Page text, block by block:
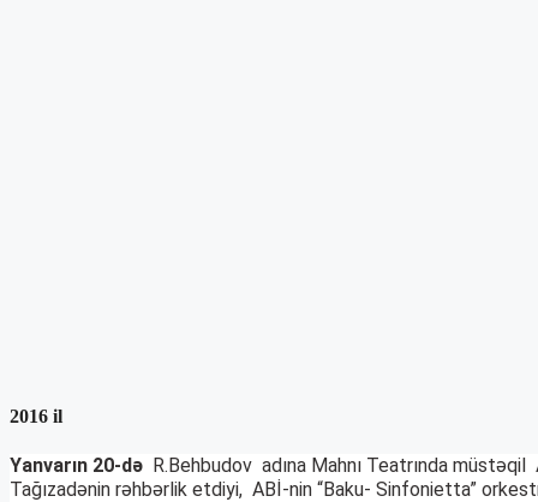
2016 il
Yanvarın 20-də R.Behbudov adına Mahnı Teatrında
Tağızadənin rəhbərlik etdiyi, ABİ-nin “Baku- Sinfonietta”